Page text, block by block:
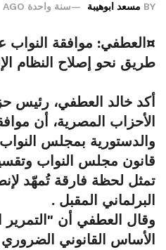
BY مسعد ابوهيبة سنة واحدة AGO
¤العطفي: موافقة النواب
طريق نحو إصلاح النظام
أكد خالد العطفي، رئيس
الأحزاب المصرية، أن
والدستورية بمجلس
قانون مجلس النواب وتقسيم
تمثل لحظة فارقة تُمهّد
البرلماني المقبل .
وقال العطفي أن "التمرير
الأساس القانوني